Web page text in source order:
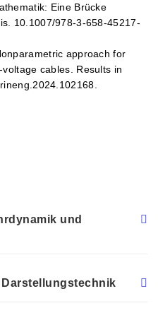
Eine Brücke
10.1007/978-3-658-45217-
approach for
cables. Results in
und